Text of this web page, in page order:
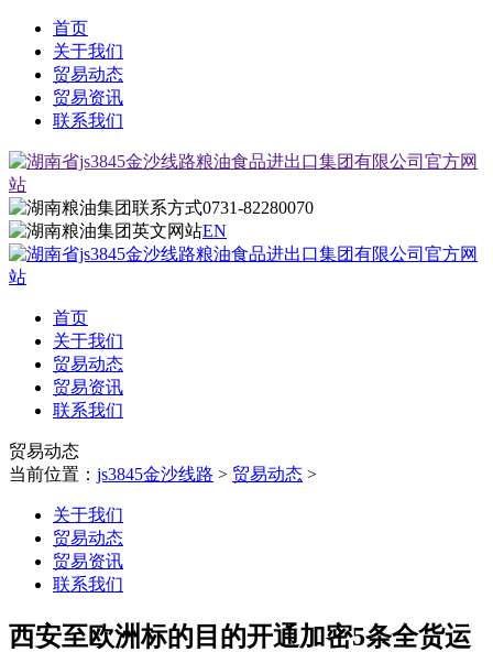
首页
关于我们
贸易动态
贸易资讯
联系我们
0731-82280070
EN
首页
关于我们
贸易动态
贸易资讯
联系我们
贸易动态
当前位置： js3845金沙线路 > 贸易动态 >
关于我们
贸易动态
贸易资讯
联系我们
西安至欧洲标的目的开通加密5条全货运